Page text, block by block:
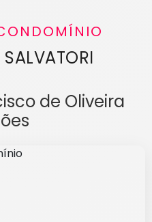
de Oliveira